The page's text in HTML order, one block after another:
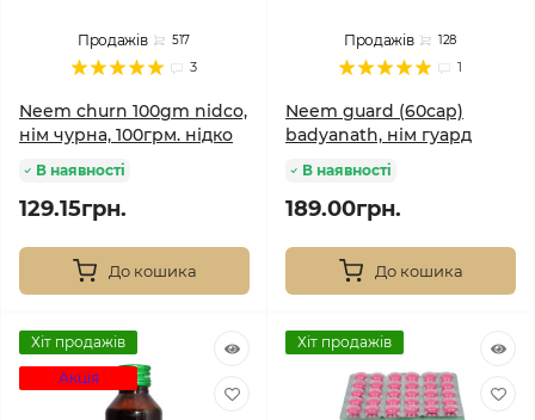
3
Продажів 517
Neem churn 100gm nidco,
нім чурна, 100грм. нідко
В наявності
129.15грн.
До кошика
1
Продажів 128
Neem guard (60cap)
badyanath, нім гуард
В наявності
189.00грн.
До кошика
Хіт продажів
Акція
Хіт продажів